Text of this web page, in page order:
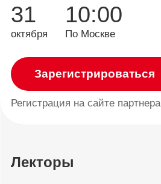
31
октября
10:00
По Москве
Зарегистрироваться
Регистрация на сайте партнера
Лекторы